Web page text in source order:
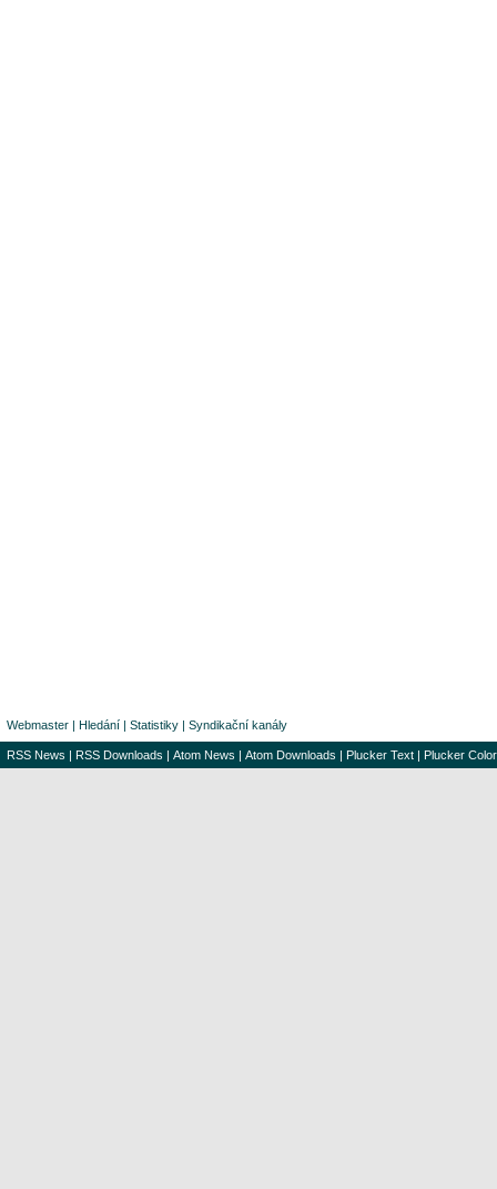
Webmaster | Hledání | Statistiky | Syndikační kanály
RSS News | RSS Downloads | Atom News | Atom Downloads | Plucker Text | Plucker Color